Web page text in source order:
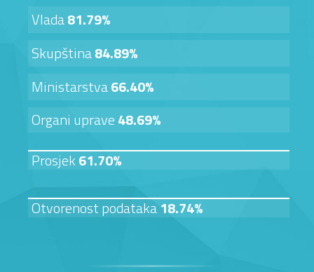
Vlada81.79%
Skupština84.89%
Ministarstva66.40%
Organi uprave48.69%
Prosjek61.70%
Otvorenost podataka18.74%